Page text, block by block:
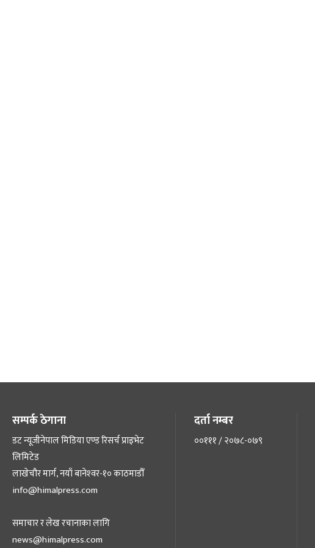
सम्पर्क ठेगाना
डट न्यूजीनेपाल मिडिया एण्ड रिसर्च प्राइभेट
लिमिटेड
लाखेचौर मार्ग, नयाँ बानेश्‍वर-१० काठमाडौँ
info@himalpress.com
समाचार र लेख रचानाका लागि
news@himalpress.com
दर्ता नम्बर
००१११ / २०७८-०७९